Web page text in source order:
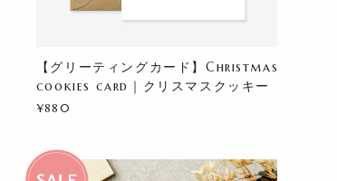
【グリーティングカード】Christmas
cookies card｜クリスマスクッキー
¥880